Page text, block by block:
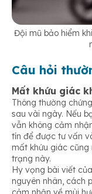
Đội mũ bảo hiểm
Câu hỏi
Mất khứu giác
Thông thường
sau vài ngày. Nếu
vẫn không cảm
tín để được tư vấn
mất khứu giác
trạng này.
Hy vọng bài viết
nguyên nhân, cách